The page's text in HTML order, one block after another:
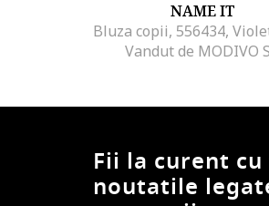
NAME IT
Vandut de MODIVO
Fii la curent
noutatile